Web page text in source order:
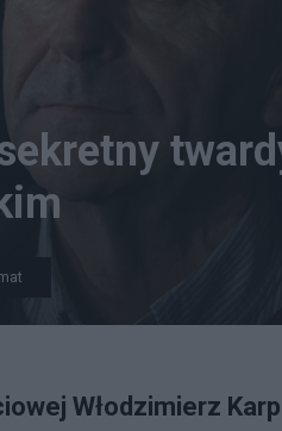
Włodzimierz